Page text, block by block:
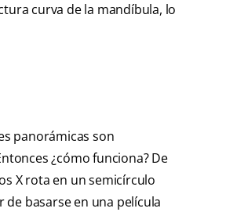
curva de la mandíbula, lo
panorámicas son
¿cómo funciona? De
X rota en un semicírculo
basarse en una película